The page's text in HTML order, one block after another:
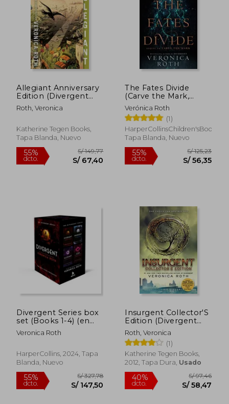
40%
dcto. S/ 66,62
55%
dcto.
Allegiant Anniversary
Edition (Divergent
Series, 3) (en Inglés)
Roth, Veronica
Katherine Tegen Books,
Tapa Blanda, Nuevo
The Fates Divide
(Carve the Mark,
Book 2)
Verónica Roth
(1)
HarperCollinsChildren'sBooks,
Tapa Blanda, Nuevo
Divergent Series box
set (Books 1-4) (en
Inglés)
Veronica Roth
HarperCollins, 2024, Tapa
Blanda, Nuevo
Insurgent Collector'S
Edition (Divergent
Series, 2) (en Inglés)
Roth, Veronica
(1)
Katherine Tegen Books,
2012, Tapa Dura, Usado